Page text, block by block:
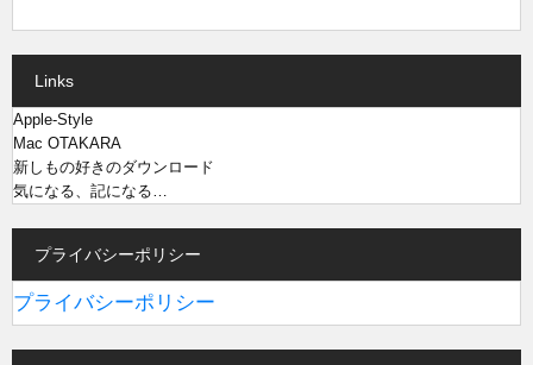
Links
Apple-Style
Mac OTAKARA
新しもの好きのダウンロード
気になる、記になる…
プライバシーポリシー
プライバシーポリシー